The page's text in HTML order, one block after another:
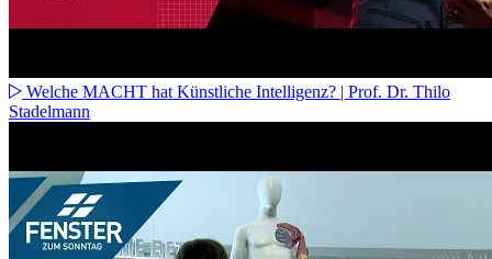
Welche MACHT hat Künstliche Intelligenz? | Prof. Dr. Thilo
Stadelmann